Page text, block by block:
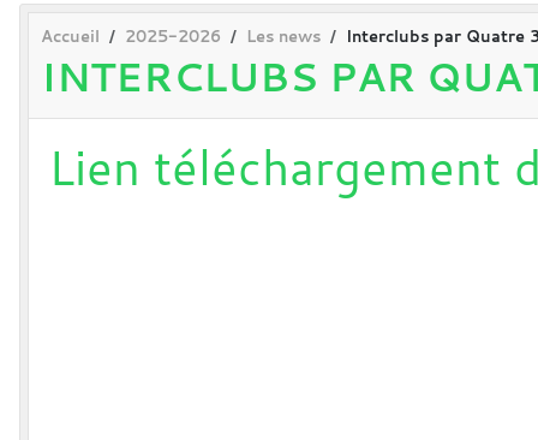
Accueil 2025-2026 Les news Interclubs par Quatre
INTERCLUBS PAR
Lien téléchargement